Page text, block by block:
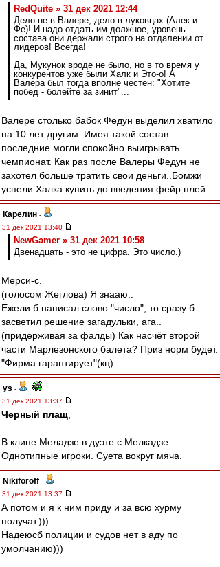
RedQuite » 31 дек 2021 12:44
Дело не в Валере, дело в луковцах (Алек и
Фе)! И надо отдать им должное, уровень
состава они держали строго на отдалении от
лидеров! Всегда!
Да, Мукунок вроде не было, но в то время у
конкурентов уже были Халк и Это-о! А
Валера был тогда вполне честен: "Хотите
побед - болейте за зинит"...
Валере столько бабок Федун выделил хватило
на 10 лет другим. Имея такой состав
последние могли спокойно выигрывать
чемпионат. Как раз после Валеры Федун не
захотел больше тратить свои деньги..Бомжи
успели Халка купить до введения фейр плей.
Карелин -
31 дек 2021 13:40
NewGamer » 31 дек 2021 10:58
Двенадцать - это не цифра. Это число.)
Мерси-с.
(голосом Жеглова) Я знааю..
Ежели б написал слово "число", то сразу б
засветил решение загадульки, ага..
(придерживая за фалды) Как насчёт второй
части Марлезонского балета? Приз норм будет.
"Фирма гарантирует"(кц)
ys -
31 дек 2021 13:37
Черный плащ
В клипе Меладзе в дуэте с Мелкадзе.
Однотипные игроки. Суета вокруг мяча.
Nikiforoff -
31 дек 2021 13:37
А потом и я к ним приду и за всю хурму
получат.)))
Надеюсб полиции и судов нет в аду по
умолчанию)))